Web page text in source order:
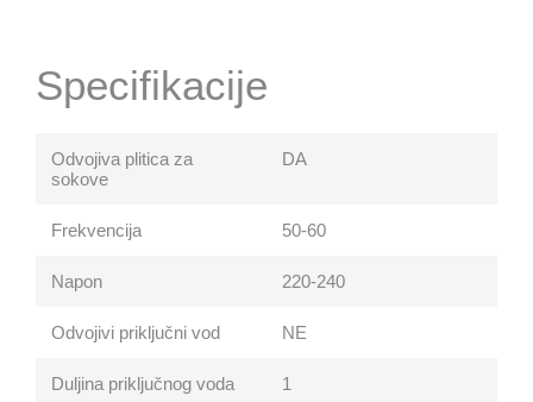
Specifikacije
Odvojiva plitica za
sokove
DA
Frekvencija 50-60
Napon 220-240
Odvojivi priključni vod NE
Duljina priključnog voda 1